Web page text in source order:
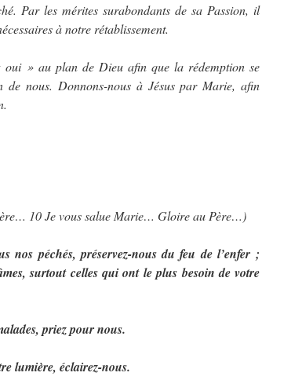
Par les mérites surabondants de sa Passion, il
à notre rétablissement.
» au plan de Dieu afin que la rédemption se
de nous. Donnons-nous à Jésus par Marie, afin
10 Je vous salue Marie… Gloire au Père…)
nos péchés, préservez-nous du feu de l’enfer ;
surtout celles qui ont le plus besoin de votre
priez pour nous.
lumière, éclairez-nous.